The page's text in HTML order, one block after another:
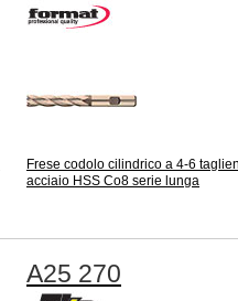
Frese codolo cilindrico a 4-6
acciaio HSS Co8 serie lunga
A25 270